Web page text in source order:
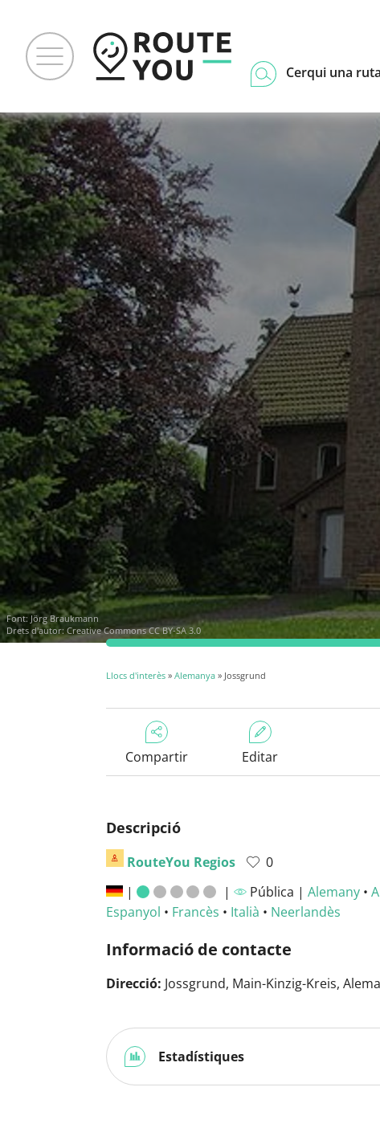
Cerqui una ruta
Font: Jörg Braukmann
Drets d'autor: Creative Commons CC BY-SA 3.0
Llocs d'interès » Alemanya » Jossgrund
Compartir Editar
Descripció
RouteYou Regios
0
|
| Pública | Alemany•
Espanyol • Francès • Italià • Neerlandès
Informació de contacte
Direcció: Jossgrund, Main-Kinzig-Kreis,
Estadístiques